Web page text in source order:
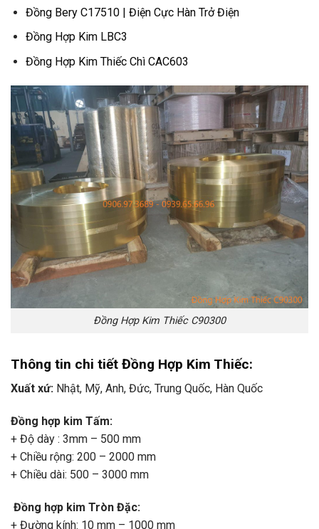
Đồng Bery C17510 | Điện Cực Hàn Trở Điện
Đồng Hợp Kim LBC3
Đồng Hợp Kim Thiếc Chì CAC603
Đồng Hợp Kim Thiếc C90300
Thông tin chi tiết Đồng Hợp Kim Thiếc:
Xuất xứ: Nhật, Mỹ, Anh, Đức, Trung Quốc, Hàn Quốc
Đồng hợp kim Tấm:
+ Độ dày : 3mm – 500 mm
+ Chiều rộng: 200 – 2000 mm
+ Chiều dài: 500 – 3000 mm
Đồng hợp kim Tròn Đặc:
+ Đường kính: 10 mm – 1000 mm